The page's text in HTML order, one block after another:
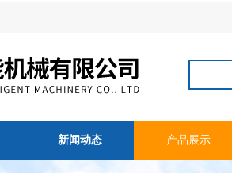
新闻动态 产品展示